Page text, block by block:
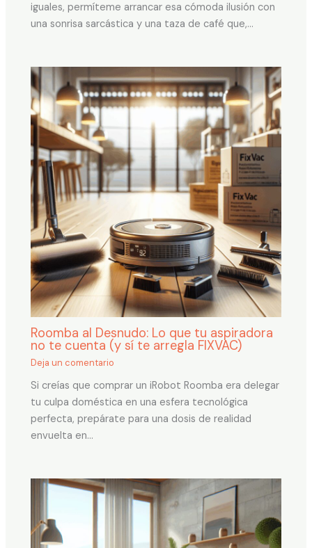
iguales, permíteme arrancar esa cómoda ilusión con
una sonrisa sarcástica y una taza de café que,…
Roomba al Desnudo: Lo que tu aspiradora
no te cuenta (y sí te arregla FIXVAC)
Deja un comentario
Si creías que comprar un iRobot Roomba era delegar
tu culpa doméstica en una esfera tecnológica
perfecta, prepárate para una dosis de realidad
envuelta en…